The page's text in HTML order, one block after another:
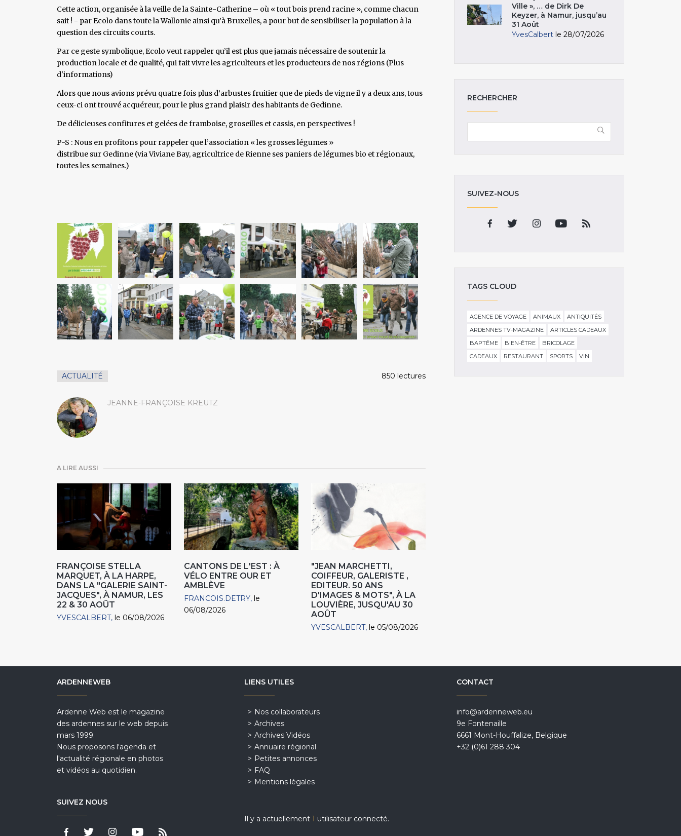
Cette action, organisée à la veille de la Sainte-Catherine – où « tout bois prend racine », comme chacun
sait ! - par Ecolo dans toute la Wallonie ainsi qu’à Bruxelles, a pour but de sensibiliser la population à la
question des circuits courts.
Par ce geste symbolique, Ecolo veut rappeler qu’il est plus que jamais nécessaire de soutenir la
production locale et de qualité, qui fait vivre les agriculteurs et les producteurs de nos régions (Plus
d'informations)
Alors que nous avions prévu quatre fois plus d’arbustes fruitier que de pieds de vigne il y a deux ans, tous
ceux-ci ont trouvé acquéreur, pour le plus grand plaisir des habitants de Gedinne.
De délicieuses confitures et gelées de framboise, groseilles et cassis, en perspectives !
P-S : Nous en profitons pour rappeler que l’association « les grosses légumes »
distribue sur Gedinne (via Viviane Bay, agricultrice de Rienne ses paniers de légumes bio et régionaux,
toutes les semaines.)
ACTUALITÉ 850 lectures
JEANNE-FRANÇOISE KREUTZ
A LIRE AUSSI
FRANÇOISE STELLA
MARQUET, À LA HARPE,
DANS LA "GALERIE SAINT-
JACQUES", À NAMUR, LES
22 & 30 AOÛT
YVESCALBERT le 06/08/2026
CANTONS DE L'EST : À
VÉLO ENTRE OUR ET
AMBLÈVE
FRANCOIS.DETRY le
06/08/2026
"JEAN MARCHETTI,
COIFFEUR, GALERISTE ,
EDITEUR. 50 ANS
D'IMAGES & MOTS", À LA
LOUVIÈRE, JUSQU'AU 30
AOÛT
YVESCALBERT le 05/08/2026
Ville », … de Dirk De
Keyzer, à Namur, jusqu’au
31 Août
YvesCalbert le 28/07/2026
RECHERCHER
SUIVEZ-NOUS
TAGS CLOUD
AGENCE DE VOYAGE ANIMAUX
ANTIQUITÉS
ARDENNES TV-MAGAZINE
ARTICLES CADEAUX
BAPTÊME
BIEN-ÊTRE
BRICOLAGE
CADEAUX
RESTAURANT SPORTS VIN
ARDENNEWEB
Ardenne Web est le magazine
des ardennes sur le web depuis
mars 1999.
Nous proposons l'agenda et
l'actualité régionale en photos
et vidéos au quotidien.
SUIVEZ NOUS
LIENS UTILES
Nos collaborateurs
Archives
Archives Vidéos
Annuaire régional
Petites annonces
FAQ
Mentions légales
Il y a actuellement 1 utilisateur connecté.
CONTACT
info@ardenneweb.eu
9e Fontenaille
6661 Mont-Houffalize, Belgique
+32 (0)61 288 304